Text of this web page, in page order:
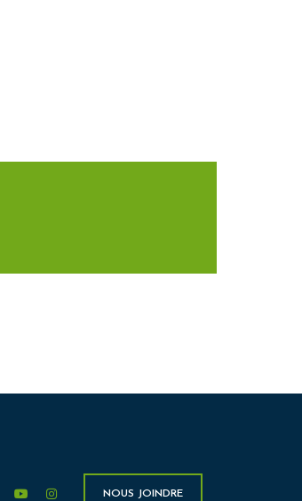
facebookyoutubeinstagramNOUS JOINDRE